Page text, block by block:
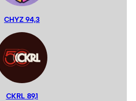
CHYZ 94,3
CKRL 89,1